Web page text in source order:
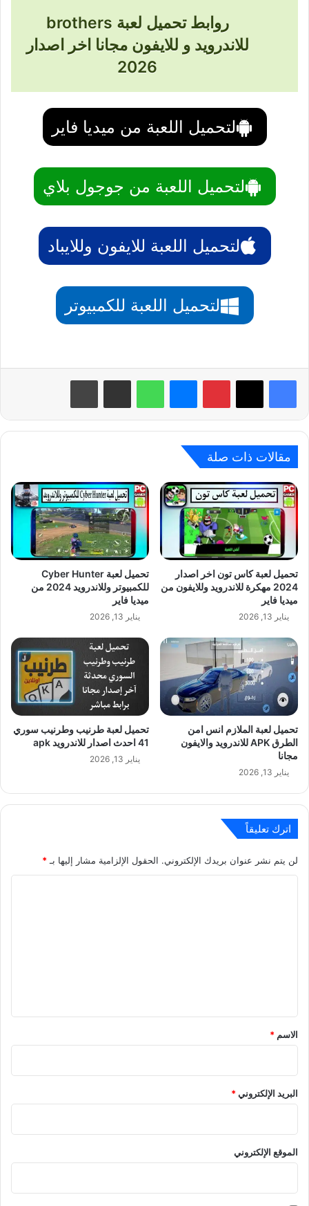
روابط تحميل لعبة brothers
للاندرويد و للايفون مجانا اخر اصدار
2026
لتحميل اللعبة من ميديا فاير
لتحميل اللعبة من جوجول بلاي
لتحميل اللعبة للايفون وللايباد
لتحميل اللعبة للكمبيوتر
بينتيريست واتساب
مقالات ذات صلة
تحميل لعبة كاس تون اخر اصدار
2024 مهكرة للاندرويد وللايفون من
ميديا فاير
يناير 13, 2026
تحميل لعبة Cyber ​​Hunter
للكمبيوتر وللاندرويد 2024 من
ميديا فاير
يناير 13, 2026
تحميل لعبة الملازم انس امن
الطرق APK للاندرويد والايفون
مجانا
يناير 13, 2026
تحميل لعبة طرنيب وطرنيب سوري
41 احدث اصدار للاندرويد apk
يناير 13, 2026
اترك تعليقاً
لن يتم نشر عنوان بريدك الإلكتروني. الحقول الإلزامية مشار إليها بـ *
*
الاسم *
البريد الإلكتروني*
الموقع الإلكتروني